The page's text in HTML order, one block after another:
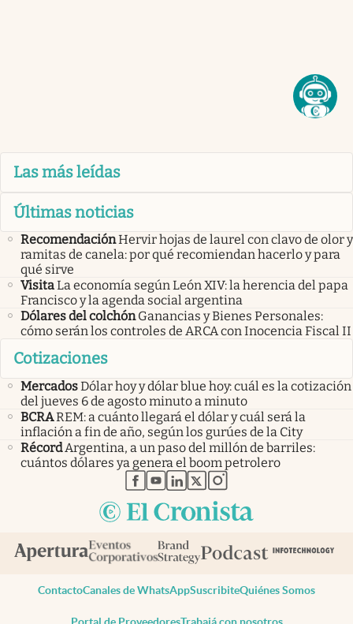
Las más leídas
Últimas noticias
RecomendaciónHervir hojas de laurel con clavo de olor y
ramitas de canela: por qué recomiendan hacerlo y para
qué sirve
VisitaLa economía según León XIV: la herencia del papa
Francisco y la agenda social argentina
Dólares del colchón Ganancias y Bienes Personales:
cómo serán los controles de ARCA con Inocencia Fiscal II
Cotizaciones
MercadosDólar hoy y dólar blue hoy: cuál es la cotización
del jueves 6 de agosto minuto a minuto
BCRAREM: a cuánto llegará el dólar y cuál será la
inflación a fin de año, según los gurúes de la City
Récord Argentina, a un paso del millón de barriles:
cuántos dólares ya genera el boom petrolero
abre en nueva pestaña
abre en nueva pestaña
abre en nueva pestaña
abre en nueva pestaña
abre en nueva pestaña
ContactoCanales de WhatsAppSuscribiteQuiénes Somos